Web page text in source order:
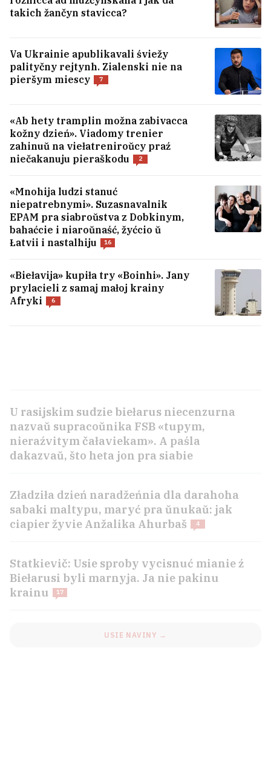
takich žančyn stavicca?
Va Ukrainie apublikavali śviežy
palityčny rejtynh. Zialenski nie na
pieršym miescy
7
«Ab hety tramplin možna zabivacca
kožny dzień». Viadomy trenier
zahinuŭ na viełatreniroŭcy praź
niečakanuju pieraškodu
2
«Mnohija ludzi stanuć
niepatrebnymi». Suzasnavalnik
EPAM pra siabroŭstva z Dobkinym,
bahaćcie i niaroŭnaść, žyćcio ŭ
Łatvii i nastalhiju
16
«Biełavija» kupiła try «Boinhi». Jany
prylacieli z samaj małoj krainy
Afryki
6
U Varšavie abrabavali i sprabavali
skraści biełarusa, kali jon kłaŭ
hrošy na rachunak
U rasijskim sudzie biełarus niecenzurna
nazvaŭ supracoŭnika FSB «tupym,
nieraźvitym čałaviekam». A paśla
dakazvaŭ, što heta jon pra siabie
Zładziła dzień naradžeńnia dla darahoha
sabaki maltypu, maryć pra ŭnukaŭ: jak
ciapier žyvie Anžalika Ahurbaš
4
Statkievič: Usie sproby vycisnuć mianie ź
Biełarusi byli marnyja. Ja nie pakinu
krainu
17
USIE NAVINY →